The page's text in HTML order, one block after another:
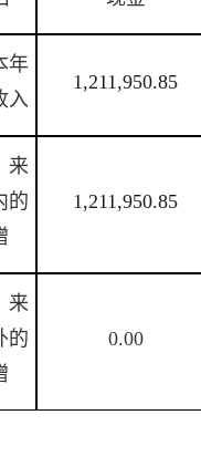
年
入
1,211,950.85
来
的
1,211,950.85
来
的
0.00